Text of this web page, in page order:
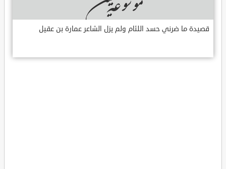
قصيدة ما ضرني حسد اللئام ولم يزل الشاعر عمارة بن عقيل